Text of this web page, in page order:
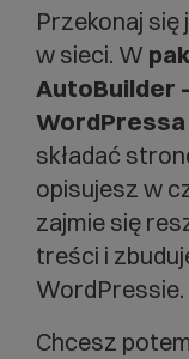
Przekonaj
w sieci. W
AutoBuilder
WordPressa
składać
opisujesz w
zajmie się
treści i
WordPressie.
Chcesz